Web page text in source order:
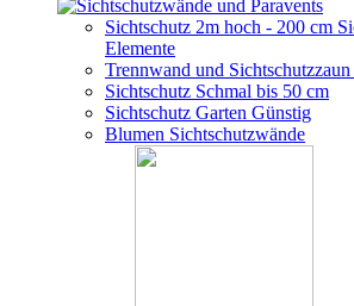
Sichtschutz 2m hoch - 200 cm
Elemente
Trennwand und
Sichtschutz Schmal bis 50 cm
Sichtschutz Garten Günstig
Blumen Sichtschutzwände